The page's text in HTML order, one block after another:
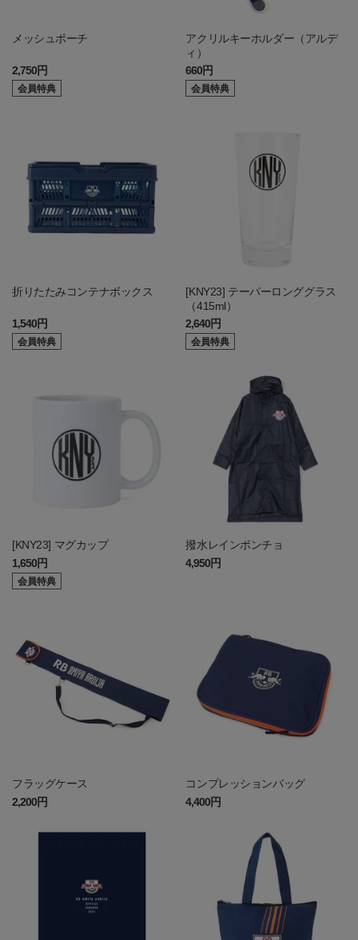
メッシュポーチ
2,750円
会員特典
アクリルキーホルダー（アルデ
ィ）
660円
会員特典
折りたたみコンテナボックス
1,540円
会員特典
[KNY23] テーパーロンググラス
（415ml）
2,640円
会員特典
[KNY23] マグカップ
1,650円
会員特典
撥水レインポンチョ
4,950円
フラッグケース
2,200円
コンプレッションバッグ
4,400円